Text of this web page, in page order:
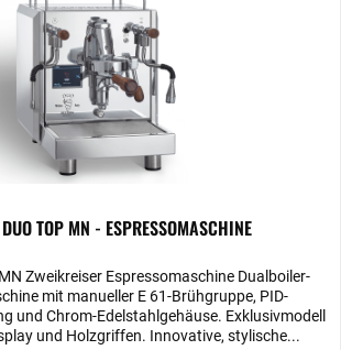
TOP MN - ESPRESSOMASCHINE
Zweikreiser Espressomaschine Dualboiler-
mit manueller E 61-Brühgruppe, PID-
und Chrom-Edelstahlgehäuse. Exklusivmodell
und Holzgriffen. Innovative, stylische...